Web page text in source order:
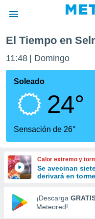
de
por
que se
calidad.
a este
las
y
forma
digital
basada
El Tiempo en
11:48 Domingo
Soleado
24°
Sensación de 26°
Calor extremo y
Se avecinan
derivará en
¡Descarga
Meteored!